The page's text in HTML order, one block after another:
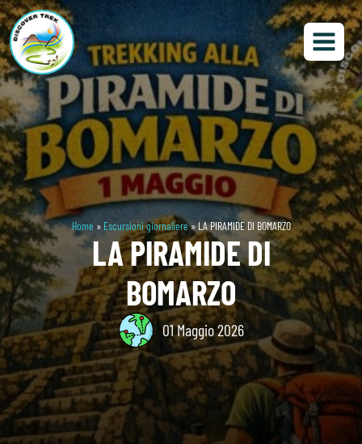
Home » Escursioni giornaliere»LA PIRAMIDE DI BOMARZO
LA PIRAMIDE DI
BOMARZO
01 Maggio 2026